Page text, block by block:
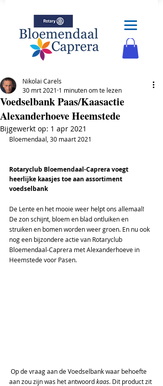
Voedselbank Paas/Kaasactie
Alexanderhoeve Heemstede
Nikolai Carels
30 mrt 2021 1 minuten om te lezen
Bijgewerkt op: 1 apr 2021
Bloemendaal, 30 maart 2021
Rotaryclub Bloemendaal-Caprera voegt
heerlijke kaasjes toe aan assortiment
voedselbank
De Lente en het mooie weer helpt ons allemaal!
De zon schijnt, bloem en blad ontluiken en
struiken en bomen worden weer groen. En nu ook
nog een bijzondere actie van Rotaryclub
Bloemendaal-Caprera met Alexanderhoeve in
Heemstede voor Pasen.
Op de vraag aan de Voedselbank waar behoefte
aan zou zijn was het antwoord kaas. Dit product zit